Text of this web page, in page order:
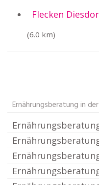
Flecken
(6.0 km)
Ernährungsberatung in